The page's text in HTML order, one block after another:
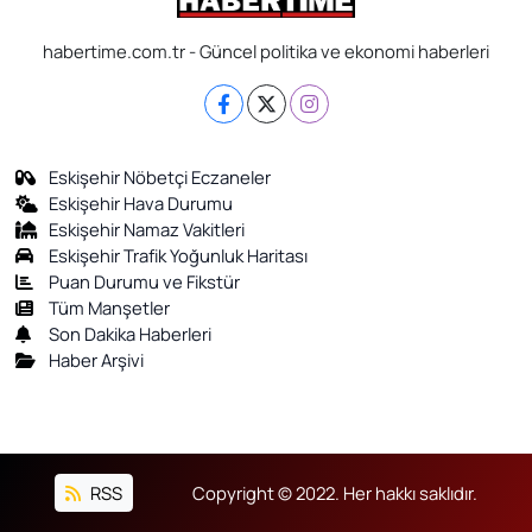
habertime.com.tr - Güncel politika ve ekonomi haberleri
Eskişehir Nöbetçi Eczaneler
Eskişehir Hava Durumu
Eskişehir Namaz Vakitleri
Eskişehir Trafik Yoğunluk Haritası
Puan Durumu ve Fikstür
Tüm Manşetler
Son Dakika Haberleri
Haber Arşivi
RSS Copyright © 2022. Her hakkı saklıdır.
SAĞLIK